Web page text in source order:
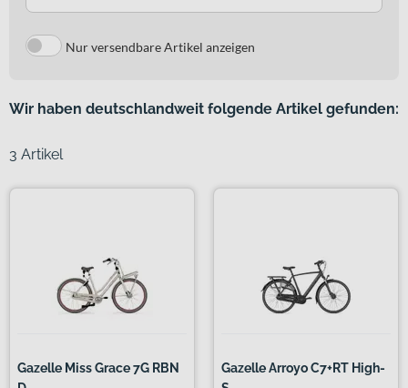
Nur versendbare Artikel anzeigen
Wir haben deutschlandweit folgende Artikel gefunden:
3 Artikel
Gazelle Miss Grace 7G RBN
Gazelle Arroyo C7+RT High-